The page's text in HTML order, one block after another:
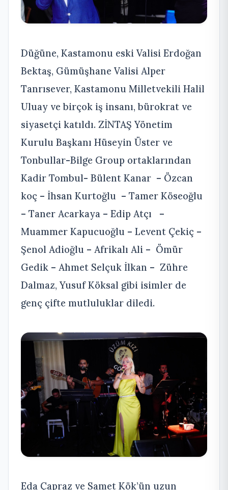
Düğüne, Kastamonu eski Valisi Erdoğan
Bektaş, Gümüşhane Valisi Alper
Tanrısever, Kastamonu Milletvekili Halil
Uluay ve birçok iş insanı, bürokrat ve
siyasetçi katıldı. ZİNTAŞ Yönetim
Kurulu Başkanı Hüseyin Üster ve
Tonbullar-Bilge Group ortaklarından
Kadir Tombul- Bülent Kanar – Özcan
koç – İhsan Kurtoğlu – Tamer Köseoğlu
– Taner Acarkaya – Edip Atçı –
Muammer Kapucuoğlu – Levent Çekiç –
Şenol Adioğlu – Afrikalı Ali – Ömür
Gedik – Ahmet Selçuk İlkan – Zühre
Dalmaz, Yusuf Köksal gibi isimler de
genç çifte mutluluklar diledi.
Eda Çapraz ve Samet Kök’ün uzun